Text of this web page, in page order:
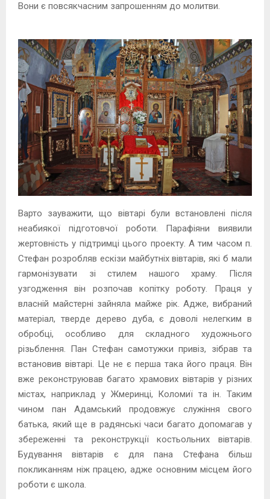
Вони є повсякчасним запрошенням до молитви.
Варто зауважити, що вівтарі були встановлені після
неабиякої підготовчої роботи. Парафіяни виявили
жертовність у підтримці цього проекту. А тим часом п.
Стефан розробляв ескізи майбутніх вівтарів, які б мали
гармонізувати зі стилем нашого храму. Після
узгодження він розпочав копітку роботу. Праця у
власній майстерні зайняла майже рік. Адже, вибраний
матеріал, тверде дерево дуба, є доволі нелегким в
обробці, особливо для складного художнього
різьблення. Пан Стефан самотужки привіз, зібрав та
встановив вівтарі. Це не є перша така його праця. Він
вже реконструював багато храмових вівтарів у різних
містах, наприклад у Жмеринці, Коломиї та ін. Таким
чином пан Адамський продовжує служіння свого
батька, який ще в радянські часи багато допомагав у
збереженні та реконструкції костьольних вівтарів.
Будування вівтарів є для пана Стефана більш
покликанням ніж працею, адже основним місцем його
роботи є школа.